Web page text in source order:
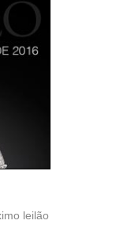
leilão